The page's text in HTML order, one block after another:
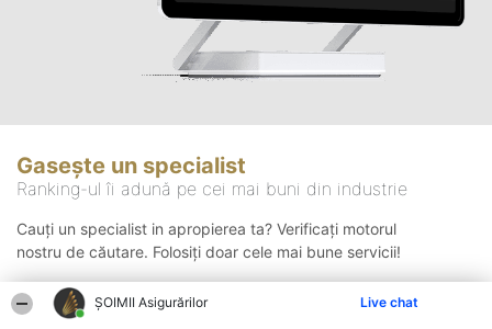
ȘOIMII Asigurărilor Live chat
Gasește un specialist
Ranking-ul îi adună pe cei mai buni din industrie
Cauți un specialist in apropierea ta? Verificați motorul
nostru de căutare. Folosiți doar cele mai bune servicii!